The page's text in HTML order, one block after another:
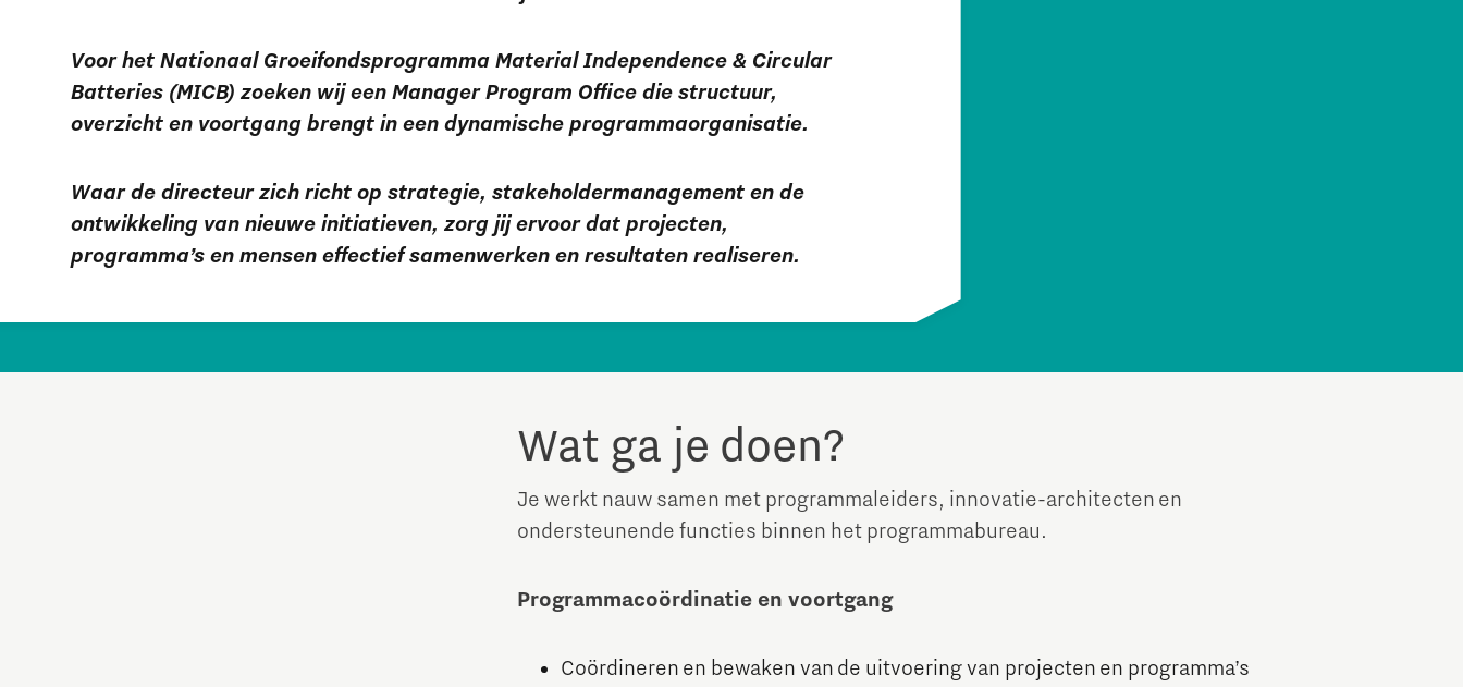
Voor het Nationaal Groeifondsprogramma Material Independence & Circular
Batteries (MICB) zoeken wij een Manager Program Office die structuur,
overzicht en voortgang brengt in een dynamische programmaorganisatie.
Waar de directeur zich richt op strategie, stakeholdermanagement en de
ontwikkeling van nieuwe initiatieven, zorg jij ervoor dat projecten,
programma’s en mensen effectief samenwerken en resultaten realiseren.
Wat ga je doen?
Je werkt nauw samen met programmaleiders, innovatie-architecten en
ondersteunende functies binnen het programmabureau.
Programmacoördinatie en voortgang
Coördineren en bewaken van de uitvoering van projecten en programma’s